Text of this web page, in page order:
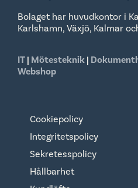
Bolaget har huvudkontor i
Karlshamn, Växjö, Kalmar
IT | Mötesteknik |
Webshop
Cookiepolicy
Integritetspolicy
Sekretesspolicy
Hållbarhet